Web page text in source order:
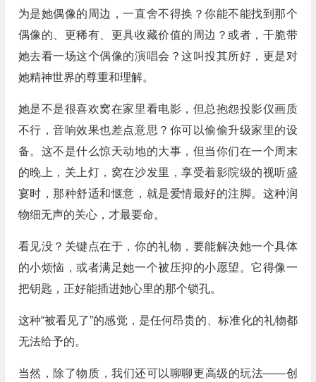
为是她偶像的周边，一直舍不得换？你能不能找到那个
偶像的、更稀有、更具收藏价值的周边？或者，干脆带
她去看一场这个偶像的演唱会？这叫投其所好，更是对
她精神世界的尊重和理解。
她是不是很喜欢窝在家里看电影，但总抱怨投影仪画质
不行，音响效果也差点意思？你可以偷偷升级家里的设
备。这不是什么惊天动地的大事，但当你们在一个周末
的晚上，关上灯，窝在沙发里，享受着影院级的视听盛
宴时，那种舒适和惬意，就是爱情最好的注脚。这种润
物细无声的关心，才最要命。
看见没？关键点在于，你的礼物，要能解决她一个具体
的小烦恼，或者满足她一个被压抑的小愿望。它得像一
把钥匙，正好能插进她心里的那个锁孔。
这种“被看见了”的感觉，是任何昂贵的、标准化的礼物都
无法给予的。
当然，除了物质，我们还可以聊聊更高级的玩法——创